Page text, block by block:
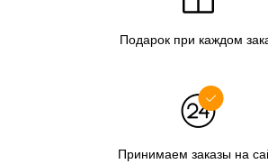
Подарок при каждом
Принимаем заказы на